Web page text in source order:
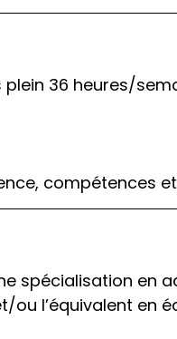
36 heures/
compétences
spécialisation en
ou l’équivalent en